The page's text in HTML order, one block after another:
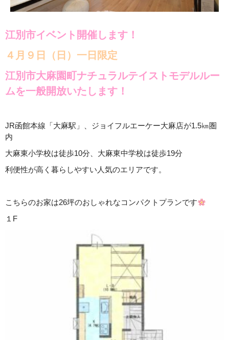
江別市イベント開催します！
４月９日（日）一日限定
江別市大麻園町ナチュラルテイストモデルルー
ムを一般開放いたします！
JR函館本線「大麻駅」、ジョイフルエーケー大麻店が1.5㎞圏
内
大麻東小学校は徒歩10分、大麻東中学校は徒歩19分
利便性が高く暮らしやすい人気のエリアです。
こちらのお家は26坪のおしゃれなコンパクトプランです
１F